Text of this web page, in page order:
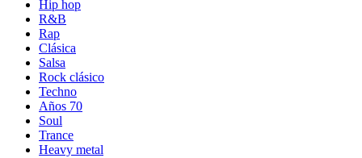
Hip hop
R&B
Rap
Clásica
Salsa
Rock clásico
Techno
Años 70
Soul
Trance
Heavy metal